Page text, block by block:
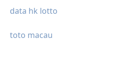
data hk lotto
toto macau